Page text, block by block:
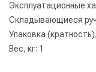
Эксплуатационные
Складывающиеся
Упаковка
Вес, кг: 1